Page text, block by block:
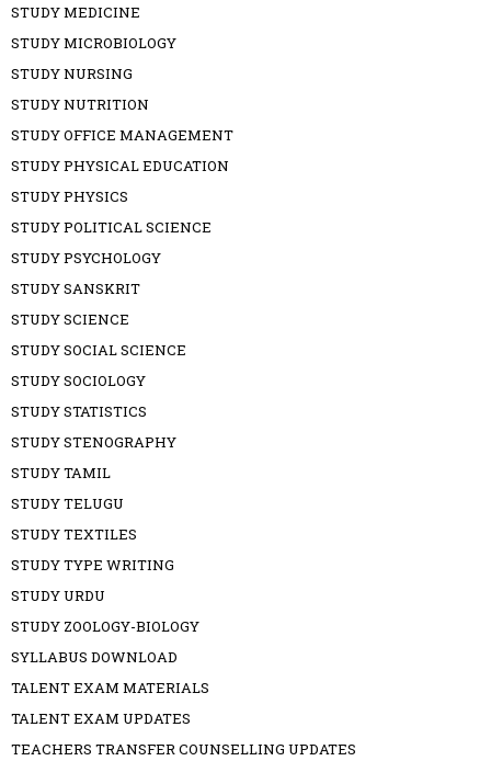
STUDY MEDICINE
STUDY MICROBIOLOGY
STUDY NURSING
STUDY NUTRITION
STUDY OFFICE MANAGEMENT
STUDY PHYSICAL EDUCATION
STUDY PHYSICS
STUDY POLITICAL SCIENCE
STUDY PSYCHOLOGY
STUDY SANSKRIT
STUDY SCIENCE
STUDY SOCIAL SCIENCE
STUDY SOCIOLOGY
STUDY STATISTICS
STUDY STENOGRAPHY
STUDY TAMIL
STUDY TELUGU
STUDY TEXTILES
STUDY TYPE WRITING
STUDY URDU
STUDY ZOOLOGY-BIOLOGY
SYLLABUS DOWNLOAD
TALENT EXAM MATERIALS
TALENT EXAM UPDATES
TEACHERS TRANSFER COUNSELLING UPDATES